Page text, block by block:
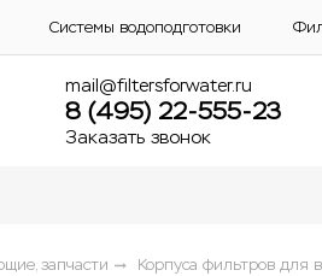
Системы водоподготовки
mail@filtersforwater.ru
8 (495) 22-555-23
Заказать звонок
запчасти Корпуса фильтров для